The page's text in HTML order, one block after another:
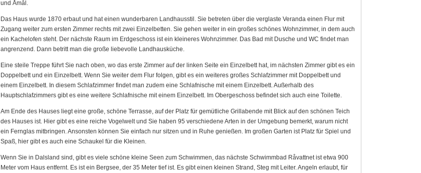
und Åmål.
Das Haus wurde 1870 erbaut und hat einen wunderbaren Landhausstil. Sie betreten über die verglaste Veranda einen Flur mit
Zugang weiter zum ersten Zimmer rechts mit zwei Einzelbetten. Sie gehen weiter in ein großes schönes Wohnzimmer, in dem auch
ein Kachelofen steht. Der nächste Raum im Erdgeschoss ist ein kleineres Wohnzimmer. Das Bad mit Dusche und WC findet man
angrenzend. Dann betritt man die große liebevolle Landhausküche.
Eine steile Treppe führt Sie nach oben, wo das erste Zimmer auf der linken Seite ein Einzelbett hat, im nächsten Zimmer gibt es ein
Doppelbett und ein Einzelbett. Wenn Sie weiter dem Flur folgen, gibt es ein weiteres großes Schlafzimmer mit Doppelbett und
einem Einzelbett. In diesem Schlafzimmer findet man zudem eine Schlafnische mit einem Einzelbett. Außerhalb des
Hauptschlafzimmers gibt es eine weitere Schlafnische mit einem Einzelbett. Im Obergeschoss befindet sich auch eine Toilette.
Am Ende des Hauses liegt eine große, schöne Terrasse, auf der Platz für gemütliche Grillabende mit Blick auf den schönen Teich
des Hauses ist. Hier gibt es eine reiche Vogelwelt und Sie haben 95 verschiedene Arten in der Umgebung bemerkt, warum nicht
ein Fernglas mitbringen. Ansonsten können Sie einfach nur sitzen und in Ruhe genießen. Im großen Garten ist Platz für Spiel und
Spaß, hier gibt es auch eine Schaukel für die Kleinen.
Wenn Sie in Dalsland sind, gibt es viele schöne kleine Seen zum Schwimmen, das nächste Schwimmbad Råvattnet ist etwa 900
Meter vom Haus entfernt. Es ist ein Bergsee, der 35 Meter tief ist. Es gibt einen kleinen Strand, Steg mit Leiter. Angeln erlaubt, für